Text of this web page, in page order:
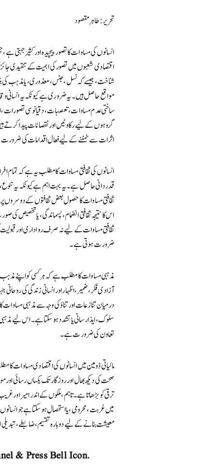
تحریر: طاہر مقصود
انسانوں کی مساوات کا تصور پیچیدہ اور کثیر جہتی
اقتصادی شعبوں میں تصور کی اہمیت کے تنقیدی
شناخت، جیسے کہ نسل، جنس، معذوری، یا مذہب کی
مواقع حاصل ہیں۔ یہ ضروری ہے کیونکہ یہ انسانی
ساختی عدم مساوات، تعصبات، دقیانوسی
گروہوں کے لیے رکاوٹیں اور نقصانات پیدا کرتے
اثرات سے نمٹنے کے لیے فعال اقدامات کی ضرورت ہے،
انسانوں کی ثقافتی مساوات کا مطلب یہ ہے کہ تمام
قدردانی حاصل ہے۔ یہ بہت اہم ہے کیونکہ یہ تنوع،
ثقافتی مساوات کا حصول بعض ثقافتوں کے دوسروں
اس کا نتیجہ ثقافتی انضمام، پسماندگی، یا تخصیص کی
ثقافتی مساوات کے لیے نہ صرف رواداری اور
ضرورت ہوتی ہے۔
مذہبی مساوات کا مطلب ہے کہ ہر کسی کو اپنے
آزادی فکر، ضمیر، اظہار اور انسانی زندگی کی
درمیان تنازعات اور تناؤ کی وجہ سے مذہبی
سلوک، ایذا رسانی یا تشدد ہو سکتا ہے۔ اس لیے
تعاون کی ضرورت ہے۔
مالیاتی ڈومین میں انسانوں کی اقتصادی مساوات کا
صحت کی دیکھ بھال اور روزگار تک یکساں رسائی
ترقی کو بڑھاتا ہے۔ تاہم، ملکوں کے اندر امیر
میں غربت، محرومی، یا استحصال ہو سکتا ہے جو
معیشت بنانے کے لیے دوبارہ تقسیم، ضابطے،
& Press Bell Icon.